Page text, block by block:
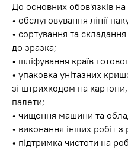
До основних обов'язків на
• обслуговування лінії
• сортування та
до зразка;
• шліфування країв
• упаковка унітазних
зі штрихкодом на
палети;
• чищення машини та
• виконання інших робіт
• підтримка чистоти на